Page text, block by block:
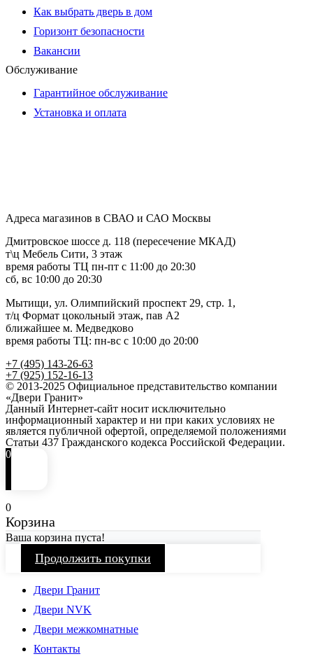
Как выбрать дверь в дом
Горизонт безопасности
Вакансии
Обслуживание
Гарантийное обслуживание
Установка и оплата
Адреса магазинов в СВАО и САО Москвы
Дмитровское шоссе д. 118 (пересечение МКАД)
т\ц Мебель Сити, 3 этаж
время работы ТЦ пн-пт с 11:00 до 20:30
сб, вс 10:00 до 20:30
Мытищи, ул. Олимпийский проспект 29, стр. 1,
т/ц Формат цокольный этаж, пав А2
ближайшее м. Медведково
время работы ТЦ: пн-вс с 10:00 до 20:00
+7 (495) 143-26-63
+7 (925) 152-16-13
© 2013-2025 Официальное представительство компании
«Двери Гранит»
Данный Интернет-сайт носит исключительно
информационный характер и ни при каких условиях не
является публичной офертой, определяемой положениями
Статьи 437 Гражданского кодекса Российской Федерации.
0
0
Корзина
Ваша корзина пуста!
Продолжить покупки
Двери Гранит
Двери NVK
Двери межкомнатные
Контакты